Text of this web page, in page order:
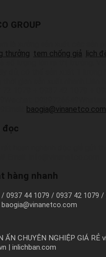
GROUP
thưởng tem chống giả lịch
baogia@vinanetco.com
đọc
hàng nhanh
/ 0937 44 1079 / 0937 42 1079
ẤN CHUYÊN NGHIỆP GIÁ RẺ
| inlichban.com